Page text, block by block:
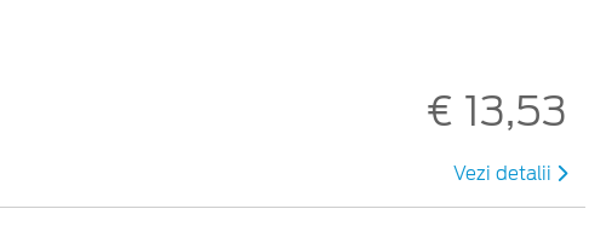
€ 13,53
Vezi detalii